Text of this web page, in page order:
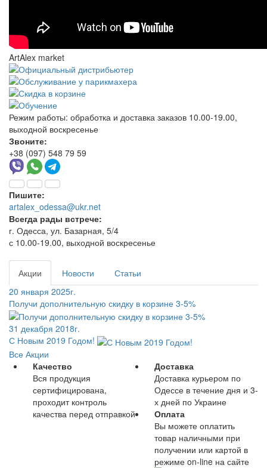
ArtAlex market
Режим работы: обработка и доставка заказов 10.00-19.00,
выходной воскресенье
Звоните:
+38 (097) 548 79 59
Пишите:
artalex_odessa@ukr.net
Всегда рады встрече:
г. Одесса, ул. Базарная, 5/4
с 10.00-19.00, выходной воскресенье
Акции Новости
Статьи
20 января 2025г.
Получи дополнительную скидку в корзине 3-5%
31 декабря 2018г.
С Новым 2019 Годом!
Все Акции
Качество
Вся продукция
сертифицирована,
проходит контроль
качества перед отправкой
Доставка
Доставка курьером по
Одессе в течение дня и 3-
х дней по Украине
Оплата
Вы можете оплатить
товар наличными при
получении или картой в
режиме on-line на сайте